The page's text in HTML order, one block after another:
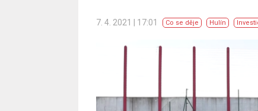
7. 4. 2021 | 17:01 Co se děje Hulín